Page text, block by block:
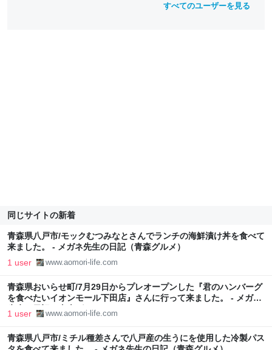
すべてのユーザーを見る
同じサイトの新着
青森県八戸市/モックむつみなとさんでランチの海鮮漬け丼を食べて
来ました。 - メガネ先生の日記（青森グルメ）
1 user www.aomori-life.com
青森県おいらせ町/7月29日からプレオープンした『君のハンバーグ
を食べたいイオンモール下田店』さんに行って来ました。 - メガネ
先生の日記（青森グルメ）
1 user www.aomori-life.com
青森県八戸市/ミチル種差さんで八戸産の生うにを使用した冷製パス